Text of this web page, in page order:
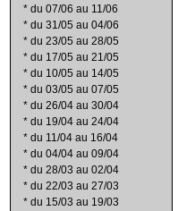
* du 07/06 au 11/06
* du 31/05 au 04/06
* du 23/05 au 28/05
* du 17/05 au 21/05
* du 10/05 au 14/05
* du 03/05 au 07/05
* du 26/04 au 30/04
* du 19/04 au 24/04
* du 11/04 au 16/04
* du 04/04 au 09/04
* du 28/03 au 02/04
* du 22/03 au 27/03
* du 15/03 au 19/03